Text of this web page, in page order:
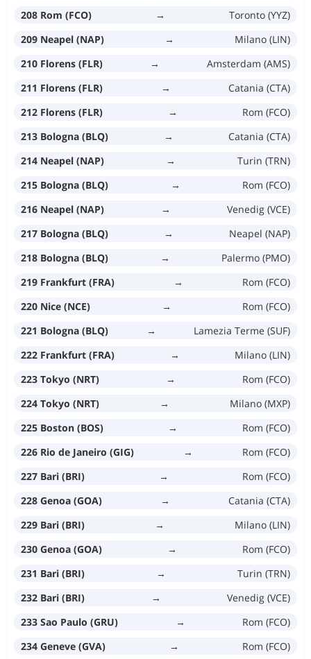
208 Rom (FCO)
→
Toronto (YYZ)
209 Neapel (NAP)
→
Milano (LIN)
210 Florens (FLR)
→
Amsterdam (AMS)
211 Florens (FLR)
→
Catania (CTA)
212 Florens (FLR)
→
Rom (FCO)
213 Bologna (BLQ)
→
Catania (CTA)
214 Neapel (NAP)
→
Turin (TRN)
215 Bologna (BLQ)
→
Rom (FCO)
216 Neapel (NAP)
→
Venedig (VCE)
217 Bologna (BLQ)
→
Neapel (NAP)
218 Bologna (BLQ)
→
Palermo (PMO)
219 Frankfurt (FRA)
→
Rom (FCO)
220 Nice (NCE)
→
Rom (FCO)
221 Bologna (BLQ)
→
Lamezia Terme (SUF)
222 Frankfurt (FRA)
→
Milano (LIN)
223 Tokyo (NRT)
→
Rom (FCO)
224 Tokyo (NRT)
→
Milano (MXP)
225 Boston (BOS)
→
Rom (FCO)
226 Rio de Janeiro (GIG)
→
Rom (FCO)
227 Bari (BRI)
→
Rom (FCO)
228 Genoa (GOA)
→
Catania (CTA)
229 Bari (BRI)
→
Milano (LIN)
230 Genoa (GOA)
→
Rom (FCO)
231 Bari (BRI)
→
Turin (TRN)
232 Bari (BRI)
→
Venedig (VCE)
233 Sao Paulo (GRU)
→
Rom (FCO)
234 Geneve (GVA)
→ Rom (FCO)